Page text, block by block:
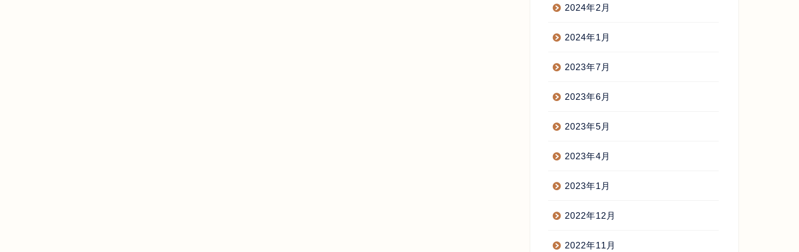
2024年2月
2024年1月
2023年7月
2023年6月
2023年5月
2023年4月
2023年1月
2022年12月
2022年11月